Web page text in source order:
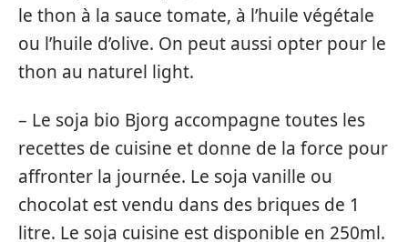
le thon à la sauce tomate, à l’huile végétale
ou l’huile d’olive. On peut aussi opter pour le
thon au naturel light.
– Le soja bio Bjorg accompagne toutes les
recettes de cuisine et donne de la force pour
affronter la journée. Le soja vanille ou
chocolat est vendu dans des briques de 1
litre. Le soja cuisine est disponible en 250ml.